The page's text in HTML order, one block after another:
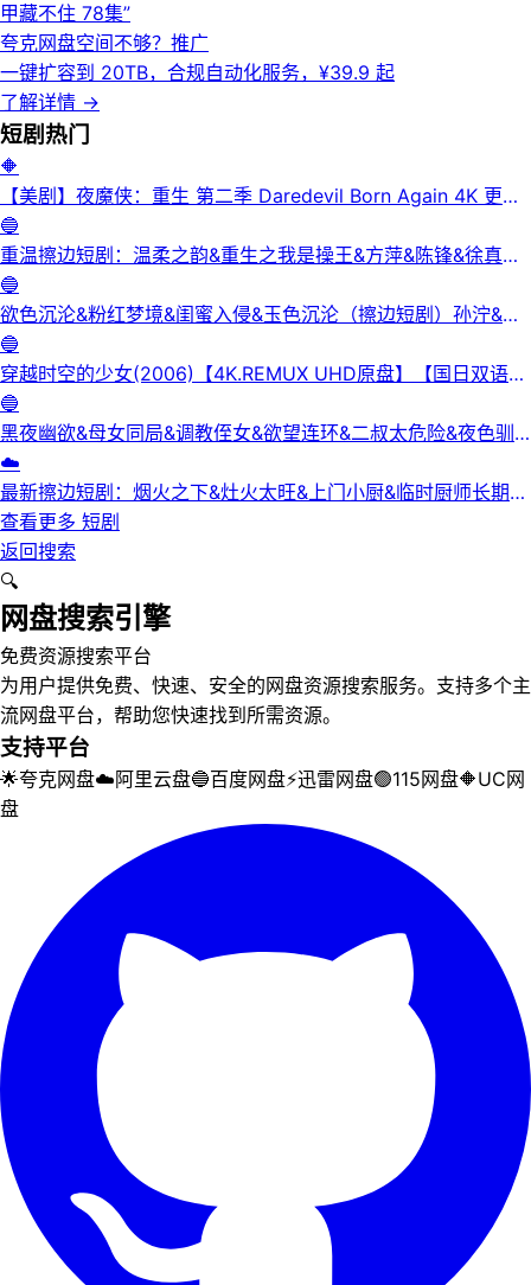
甲藏不住 78集”
夸克网盘空间不够？ 推广
一键扩容到 20TB，合规自动化服务，¥39.9 起
了解详情 →
短剧 热门
🔶
【美剧】夜魔侠：重生 第二季 Daredevil Born Again 4K 更新
3集
🔵
重温擦边短剧：温柔之韵&重生之我是操王&方萍&陈锋&徐真真
&老刘又胖啦&刘倩宇
🔵
欲色沉沦&粉红梦境&闺蜜入侵&玉色沉沦（擦边短剧）孙泞&王
正洁
🔵
穿越时空的少女(2006)【4K.REMUX UHD原盘】【国日双语】
【中文字幕】【爱情/科幻】
🔵
黑夜幽欲&母女同局&调教侄女&欲望连环&二叔太危险&夜色驯
服&黑夜欲牢（完整版）最新擦边短剧
☁️
最新擦边短剧：烟火之下&灶火太旺&上门小厨&临时厨师长期关
系&锅边失守（完整版）
查看更多 短剧
返回搜索
🔍
网盘搜索引擎
免费资源搜索平台
为用户提供免费、快速、安全的网盘资源搜索服务。支持多个主
流网盘平台，帮助您快速找到所需资源。
支持平台
🌟夸克网盘☁️阿里云盘🔵百度网盘⚡迅雷网盘🟢115网盘🔶UC网
盘